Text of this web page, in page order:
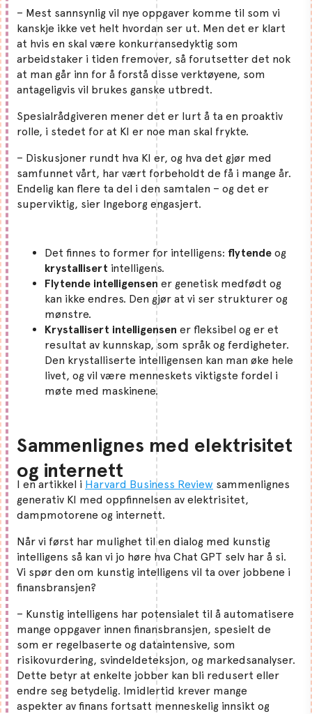
– Mest sannsynlig vil nye oppgaver komme til som vi
kanskje ikke vet helt hvordan ser ut. Men det er klart
at hvis en skal være konkurransedyktig som
arbeidstaker i tiden fremover, så forutsetter det nok
at man går inn for å forstå disse verktøyene, som
antageligvis vil brukes ganske utbredt.
Spesialrådgiveren mener det er lurt å ta en proaktiv
rolle, i stedet for at KI er noe man skal frykte.
– Diskusjoner rundt hva KI er, og hva det gjør med
samfunnet vårt, har vært forbeholdt de få i mange år.
Endelig kan flere ta del i den samtalen – og det er
superviktig, sier Ingeborg engasjert.
Det finnes to former for intelligens: flytende og
krystallisert intelligens.
Flytende intelligensen er genetisk medfødt og
kan ikke endres. Den gjør at vi ser strukturer og
mønstre.
Krystallisert intelligensen er fleksibel og er et
resultat av kunnskap, som språk og ferdigheter.
Den krystalliserte intelligensen kan man øke hele
livet, og vil være menneskets viktigste fordel i
møte med maskinene.
Sammenlignes med elektrisitet
og internett
I en artikkel i Harvard Business Review sammenlignes
generativ KI med oppfinnelsen av elektrisitet,
dampmotorene og internett.
Når vi først har mulighet til en dialog med kunstig
intelligens så kan vi jo høre hva Chat GPT selv har å si.
Vi spør den om kunstig intelligens vil ta over jobbene i
finansbransjen?
– Kunstig intelligens har potensialet til å automatisere
mange oppgaver innen finansbransjen, spesielt de
som er regelbaserte og dataintensive, som
risikovurdering, svindeldeteksjon, og markedsanalyser.
Dette betyr at enkelte jobber kan bli redusert eller
endre seg betydelig. Imidlertid krever mange
aspekter av finans fortsatt menneskelig innsikt og